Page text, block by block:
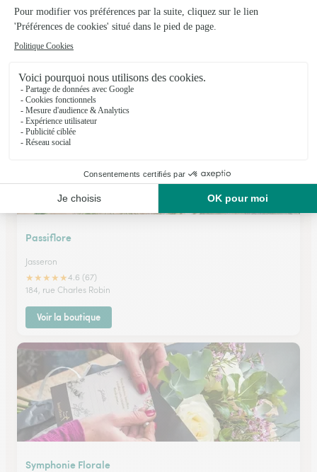
Fleurs 4 Saisons, N. Prely
★★★★★4.9 (31)
Voir la boutique
Passiflore
Jasseron
★★★★★4.6 (67)
184, rue Charles Robin
Voir la boutique
Symphonie Florale